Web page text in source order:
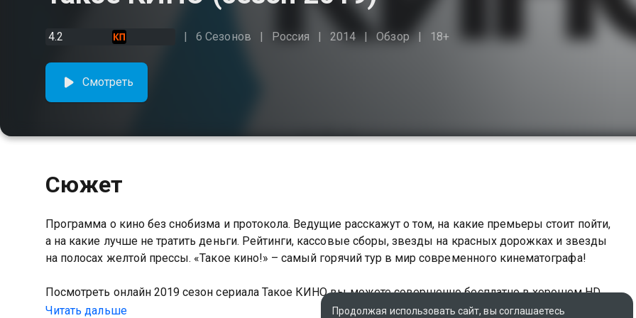
4.2 6 Сезонов Россия 2014 Обзор 18+
Смотреть
Сюжет
Программа о кино без снобизма и протокола. Ведущие расскажут о том, на какие премьеры стоит пойти,
а на какие лучше не тратить деньги. Рейтинги, кассовые сборы, звезды на красных дорожках и звезды
на полосах желтой прессы. «Такое кино!» – самый горячий тур в мир современного кинематографа!
Посмотреть онлайн 2019 сезон сериала Такое КИНО вы можете совершенно бесплатно в хорошем HD
качестве на Казахтелеком
Читать дальше Продолжая использовать сайт, вы соглашаетесь